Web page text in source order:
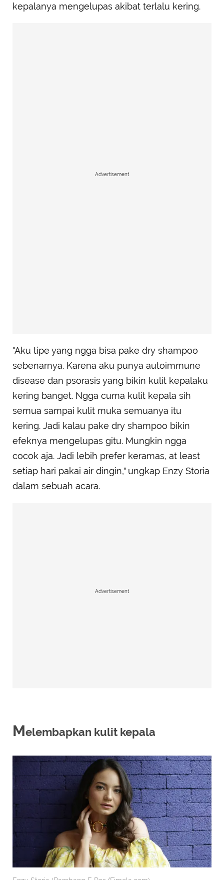
kepalanya mengelupas akibat terlalu kering.
Advertisement
"Aku tipe yang ngga bisa pake dry shampoo
sebenarnya. Karena aku punya autoimmune
disease dan psorasis yang bikin kulit kepalaku
kering banget. Ngga cuma kulit kepala sih
semua sampai kulit muka semuanya itu
kering. Jadi kalau pake dry shampoo bikin
efeknya mengelupas gitu. Mungkin ngga
cocok aja. Jadi lebih prefer keramas, at least
setiap hari pakai air dingin," ungkap Enzy Storia
dalam sebuah acara.
Advertisement
Melembapkan kulit kepala